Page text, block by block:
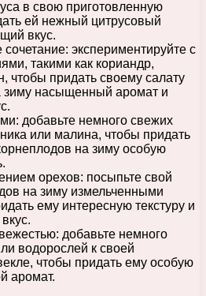
в свою приготовленную
ей нежный цитрусовый
вкус.
экспериментируйте с
такими как кориандр,
чтобы придать своему салату
зиму насыщенный аромат и
добавьте немного свежих
или малина, чтобы придать
на зиму особую
орехов: посыпьте свой
на зиму измельченными
ему интересную текстуру и
добавьте немного
водорослей к своей
чтобы придать ему особую
аромат.